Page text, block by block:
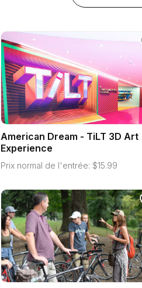
American Dream - TiLT 3D Art
Experience
Prix normal de l'entrée: $15.99